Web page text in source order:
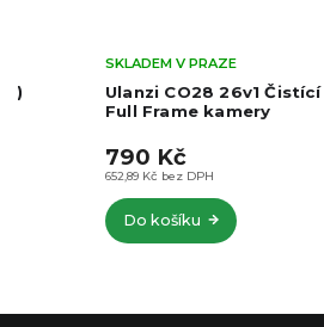
Ulanzi CO28 26v1 Čistící
Full Frame kamery
SKLADEM V PRAZE
652,89 Kč bez DPH
790 Kč
Do košíku